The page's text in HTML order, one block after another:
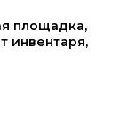
площадка,
инвентаря,